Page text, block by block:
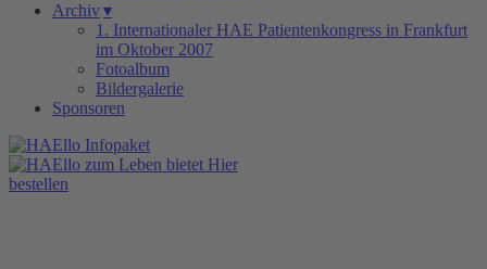
Archiv▾
1. Internationaler HAE Patientenkongress in Frankfurt
im Oktober 2007
Fotoalbum
Bildergalerie
Sponsoren